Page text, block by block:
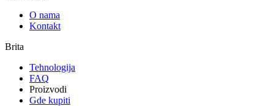
O nama
Kontakt
Brita
Tehnologija
FAQ
Proizvodi
Gde kupiti